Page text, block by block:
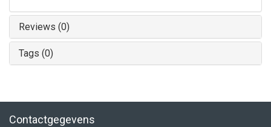
Reviews (0)
Tags (0)
Contactgegevens